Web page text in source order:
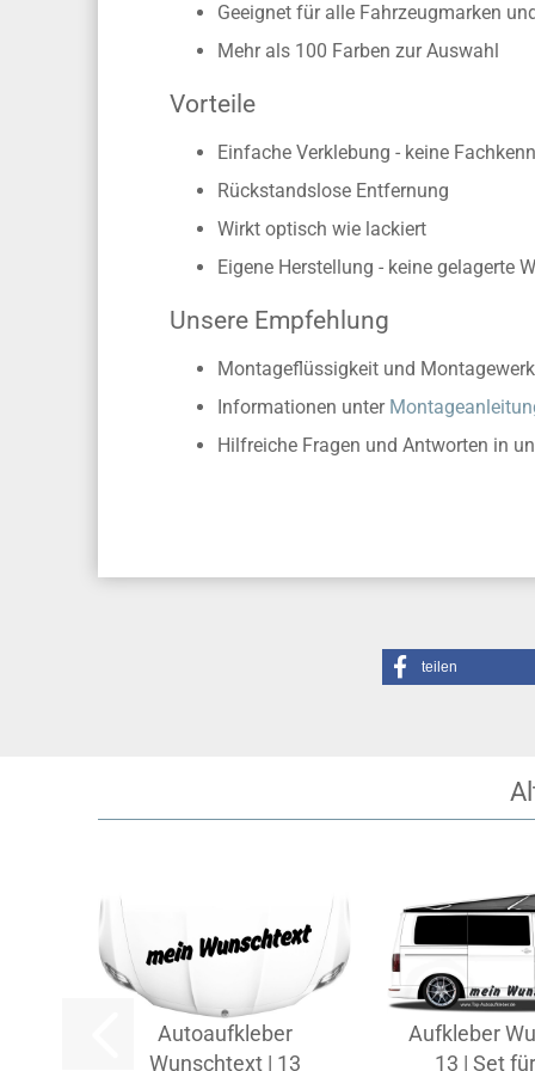
Geeignet für alle Fahrzeugmarken
Mehr als 100 Farben zur Auswahl
Vorteile
Einfache Verklebung - keine
Rückstandslose Entfernung
Wirkt optisch wie lackiert
Eigene Herstellung - keine gelagerte
Unsere Empfehlung
Montageflüssigkeit und
Informationen unter
Hilfreiche Fragen und Antworten in
teilen
Autoaufkleber
Wunschtext | 13
Aufkleber
13 | Set